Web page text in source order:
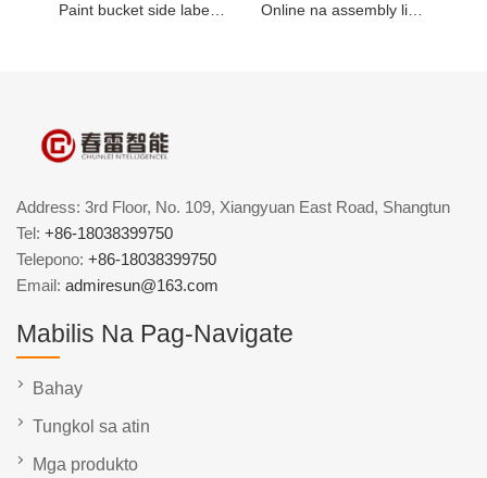
Paint bucket side labeling machine
Address: 3rd Floor, No. 109, Xiangyuan East Road, Shangtun
Tel: +86-18038399750
Telepono: +86-18038399750
Email: admiresun@163.com
Mabilis Na Pag-Navigate
Bahay
Tungkol sa atin
Mga produkto